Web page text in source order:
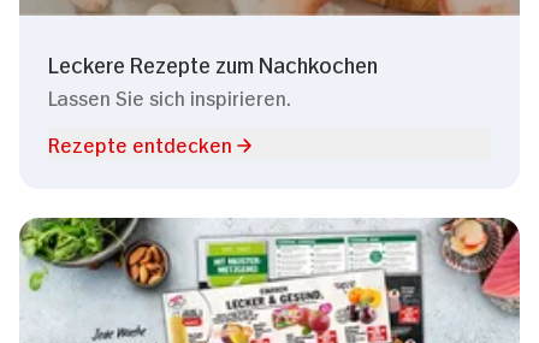
Leckere Rezepte zum Nachkochen
Lassen Sie sich inspirieren.
Rezepte entdecken